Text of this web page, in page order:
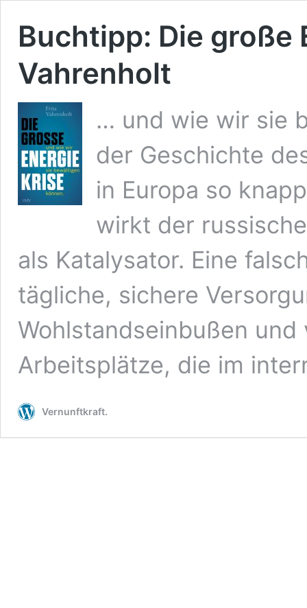
Buchtipp: Die große
Vahrenholt
… und wie wir sie
der Geschichte
in Europa so
wirkt der
als Katalysator. Eine
tägliche, sichere
Wohlstandseinbußen
Arbeitsplätze, die im
Vernunftkraft.